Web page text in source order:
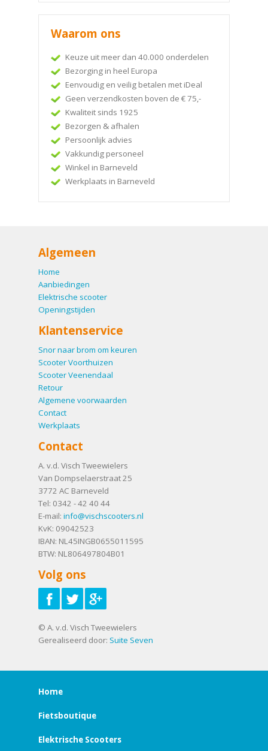
Waarom ons
Keuze uit meer dan 40.000 onderdelen
Bezorging in heel Europa
Eenvoudig en veilig betalen met iDeal
Geen verzendkosten boven de € 75,-
Kwaliteit sinds 1925
Bezorgen & afhalen
Persoonlijk advies
Vakkundig personeel
Winkel in Barneveld
Werkplaats in Barneveld
Algemeen
Home
Aanbiedingen
Elektrische scooter
Openingstijden
Klantenservice
Snor naar brom om keuren
Scooter Voorthuizen
Scooter Veenendaal
Retour
Algemene voorwaarden
Contact
Werkplaats
Contact
A. v.d. Visch Tweewielers
Van Dompselaerstraat 25
3772 AC Barneveld
Tel: 0342 - 42 40 44
E-mail: info@vischscooters.nl
KvK: 09042523
IBAN: NL45INGB0655011595
BTW: NL806497804B01
Volg ons
© A. v.d. Visch Tweewielers
Gerealiseerd door: Suite Seven
Home
Fietsboutique
Elektrische Scooters